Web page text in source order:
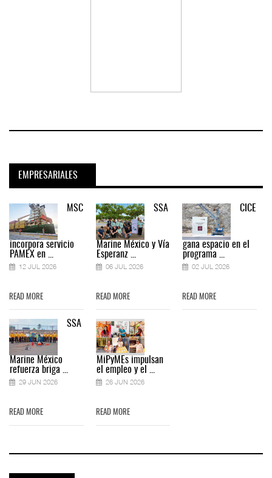
EMPRESARIALES
MSC
incorpora servicio
PAMEX en ...
12 JUL 2026
READ MORE
SSA
Marine México
refuerza briga ...
29 JUN 2026
READ MORE
SSA
Marine México y Vía
Esperanz ...
06 JUL 2026
READ MORE
MiPyMEs impulsan
el empleo y el ...
26 JUN 2026
READ MORE
CICE
gana espacio en el
programa ...
02 JUL 2026
READ MORE